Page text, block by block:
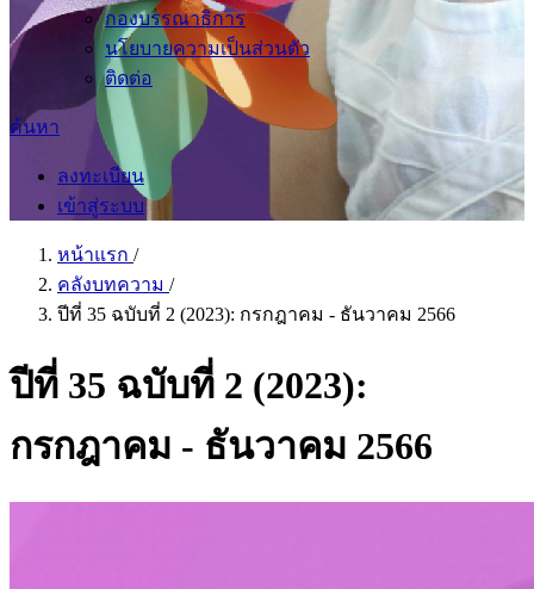
กองบรรณาธิการ
นโยบายความเป็นส่วนตัว
ติดต่อ
ค้นหา
ลงทะเบียน
เข้าสู่ระบบ
หน้าแรก /
คลังบทความ /
ปีที่ 35 ฉบับที่ 2 (2023): กรกฎาคม - ธันวาคม 2566
ปีที่ 35 ฉบับที่ 2 (2023):
กรกฎาคม - ธันวาคม 2566